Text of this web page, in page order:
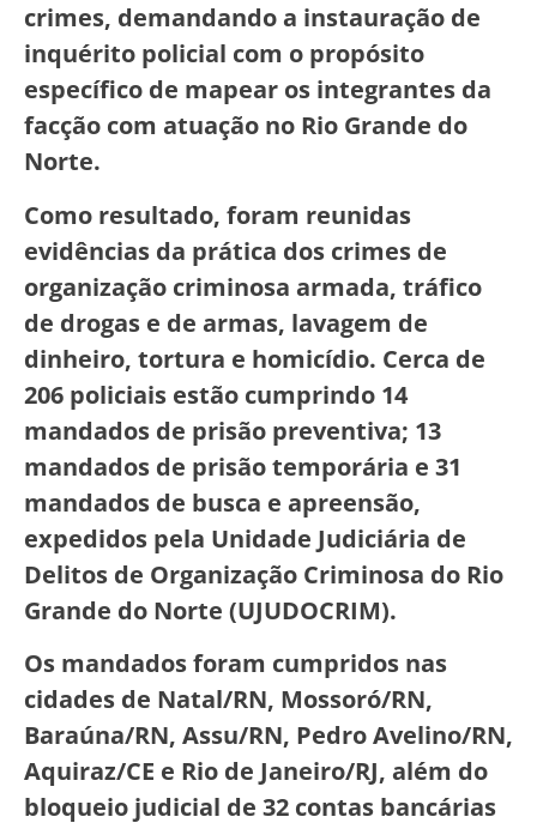
crimes, demandando a instauração de
inquérito policial com o propósito
específico de mapear os integrantes da
facção com atuação no Rio Grande do
Norte.
Como resultado, foram reunidas
evidências da prática dos crimes de
organização criminosa armada, tráfico
de drogas e de armas, lavagem de
dinheiro, tortura e homicídio. Cerca de
206 policiais estão cumprindo 14
mandados de prisão preventiva; 13
mandados de prisão temporária e 31
mandados de busca e apreensão,
expedidos pela Unidade Judiciária de
Delitos de Organização Criminosa do Rio
Grande do Norte (UJUDOCRIM).
Os mandados foram cumpridos nas
cidades de Natal/RN, Mossoró/RN,
Baraúna/RN, Assu/RN, Pedro Avelino/RN,
Aquiraz/CE e Rio de Janeiro/RJ, além do
bloqueio judicial de 32 contas bancárias